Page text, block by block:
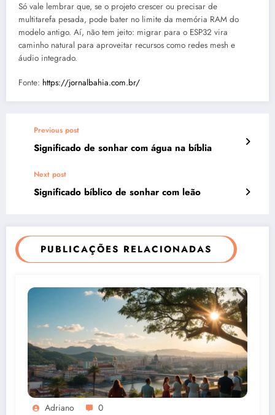
Só vale lembrar que, se o projeto crescer ou precisar de
multitarefa pesada, pode bater no limite da memória RAM do
modelo antigo. Aí, não tem jeito: migrar para o ESP32 vira
caminho natural para aproveitar recursos como redes mesh e
áudio integrado.
Fonte: https://jornalbahia.com.br/
Previous post
Significado de sonhar com água na bíblia
Next post
Significado bíblico de sonhar com leão
PUBLICAÇÕES RELACIONADAS
Adriano 0